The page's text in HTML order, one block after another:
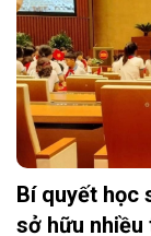
Bí quyết học
sở hữu nhiều